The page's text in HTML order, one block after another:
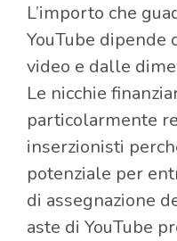
L’importo che
YouTube dipende
video e dalle
Le nicchie
particolarmente
inserzionisti
potenziale per
di assegnazione
aste di YouTube